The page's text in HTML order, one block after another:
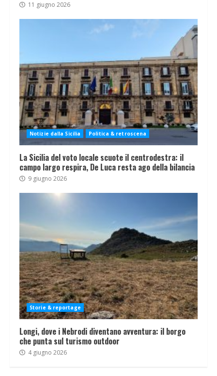
11 giugno 2026
Notizie dalla Sicilia Politica & retroscena
La Sicilia del voto locale scuote il centrodestra: il
campo largo respira, De Luca resta ago della bilancia
9 giugno 2026
Storie & reportage
Longi, dove i Nebrodi diventano avventura: il borgo
che punta sul turismo outdoor
4 giugno 2026